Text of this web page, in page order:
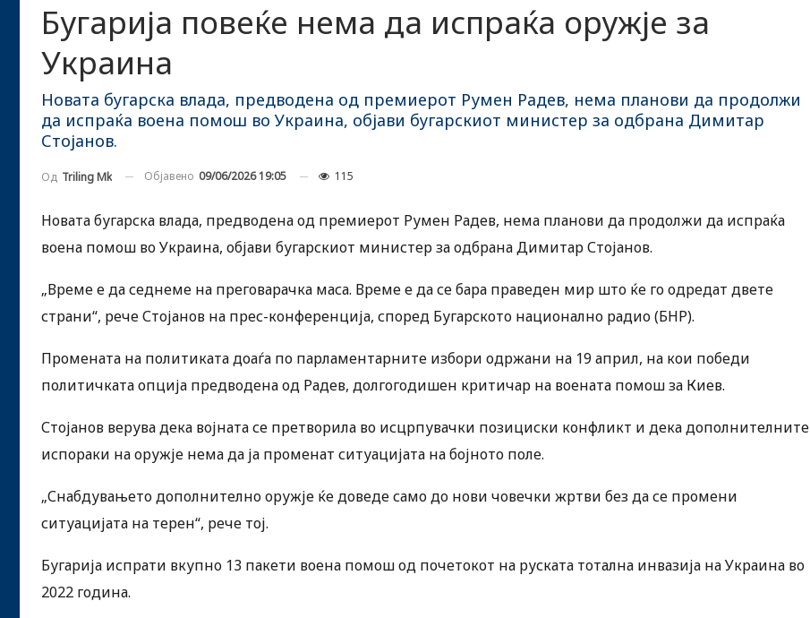
Бугарија повеќе нема да испраќа оружје за
Украина
Новата бугарска влада, предводена од премиерот Румен Радев, нема планови да продолжи
да испраќа воена помош во Украина, објави бугарскиот министер за одбрана Димитар
Стојанов.
Од Triling Mk Објавено 09/06/2026 19:05 115
Новата бугарска влада, предводена од премиерот Румен Радев, нема планови да продолжи да испраќа
воена помош во Украина, објави бугарскиот министер за одбрана Димитар Стојанов.
„Време е да седнеме на преговарачка маса. Време е да се бара праведен мир што ќе го одредат двете
страни“, рече Стојанов на прес-конференција, според Бугарското национално радио (БНР).
Промената на политиката доаѓа по парламентарните избори одржани на 19 април, на кои победи
политичката опција предводена од Радев, долгогодишен критичар на воената помош за Киев.
Стојанов верува дека војната се претворила во исцрпувачки позициски конфликт и дека дополнителните
испораки на оружје нема да ја променат ситуацијата на бојното поле.
„Снабдувањето дополнително оружје ќе доведе само до нови човечки жртви без да се промени
ситуацијата на терен“, рече тој.
Бугарија испрати вкупно 13 пакети воена помош од почетокот на руската тотална инвазија на Украина во
2022 година.